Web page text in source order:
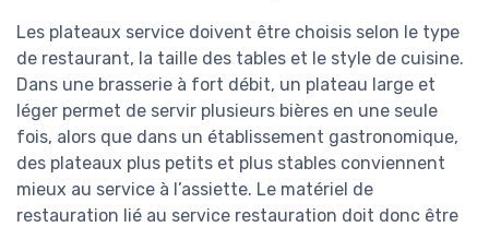
Les plateaux service doivent être choisis selon le type
de restaurant, la taille des tables et le style de cuisine.
Dans une brasserie à fort débit, un plateau large et
léger permet de servir plusieurs bières en une seule
fois, alors que dans un établissement gastronomique,
des plateaux plus petits et plus stables conviennent
mieux au service à l’assiette. Le matériel de
restauration lié au service restauration doit donc être